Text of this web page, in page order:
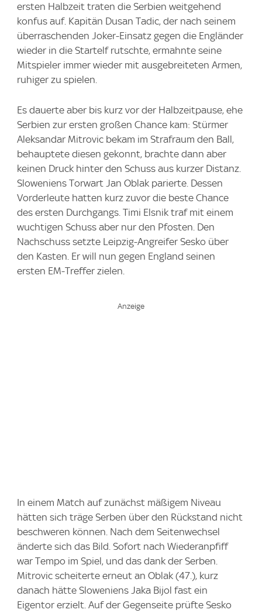
ersten Halbzeit traten die Serbien weitgehend
konfus auf. Kapitän Dusan Tadic, der nach seinem
überraschenden Joker-Einsatz gegen die Engländer
wieder in die Startelf rutschte, ermahnte seine
Mitspieler immer wieder mit ausgebreiteten Armen,
ruhiger zu spielen.
Es dauerte aber bis kurz vor der Halbzeitpause, ehe
Serbien zur ersten großen Chance kam: Stürmer
Aleksandar Mitrovic bekam im Strafraum den Ball,
behauptete diesen gekonnt, brachte dann aber
keinen Druck hinter den Schuss aus kurzer Distanz.
Sloweniens Torwart Jan Oblak parierte. Dessen
Vorderleute hatten kurz zuvor die beste Chance
des ersten Durchgangs. Timi Elsnik traf mit einem
wuchtigen Schuss aber nur den Pfosten. Den
Nachschuss setzte Leipzig-Angreifer Sesko über
den Kasten. Er will nun gegen England seinen
ersten EM-Treffer zielen.
In einem Match auf zunächst mäßigem Niveau
hätten sich träge Serben über den Rückstand nicht
beschweren können. Nach dem Seitenwechsel
änderte sich das Bild. Sofort nach Wiederanpfiff
war Tempo im Spiel, und das dank der Serben.
Mitrovic scheiterte erneut an Oblak (47.), kurz
danach hätte Sloweniens Jaka Bijol fast ein
Eigentor erzielt. Auf der Gegenseite prüfte Sesko